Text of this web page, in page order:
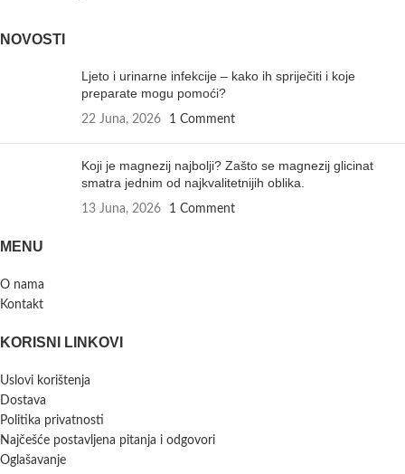
NOVOSTI
Ljeto i urinarne infekcije – kako ih spriječiti i koje
preparate mogu pomoći?
22 Juna, 2026 1 Comment
Koji je magnezij najbolji? Zašto se magnezij glicinat
smatra jednim od najkvalitetnijih oblika.
13 Juna, 2026 1 Comment
MENU
O nama
Kontakt
KORISNI LINKOVI
Uslovi korištenja
Dostava
Politika privatnosti
Najčešće postavljena pitanja i odgovori
Oglašavanje